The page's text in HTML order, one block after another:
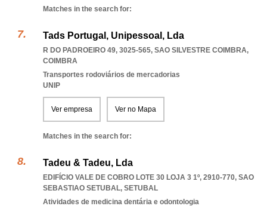
Matches in the search for:
Tads Portugal, Unipessoal, Lda
R DO PADROEIRO 49, 3025-565, SAO SILVESTRE COIMBRA,
COIMBRA
Transportes rodoviários de mercadorias
UNIP
Ver empresa Ver no Mapa
Matches in the search for:
Tadeu & Tadeu, Lda
EDIFÍCIO VALE DE COBRO LOTE 30 LOJA 3 1º, 2910-770, SAO
SEBASTIAO SETUBAL, SETUBAL
Atividades de medicina dentária e odontologia